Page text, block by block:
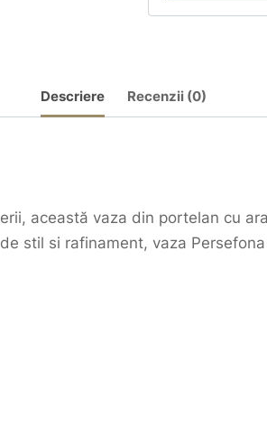
Descriere Recenzii (0)
această vaza din portelan cu
stil si rafinament, vaza